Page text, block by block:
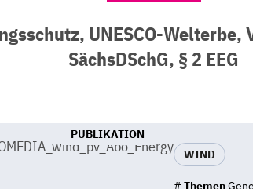
UNESCO-
SächsDSchG, § 2 EEG
PUBLIKATION
WIND
# Themen